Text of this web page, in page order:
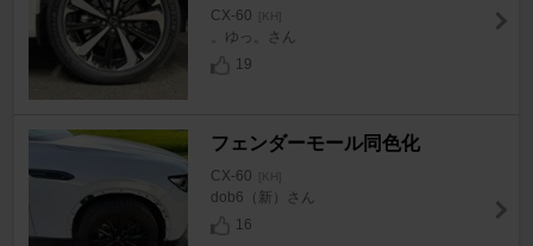
CX-60 [KH]
。ゆっ。さん
19
フェンダーモール同色化
CX-60 [KH]
dob6（新）さん
16